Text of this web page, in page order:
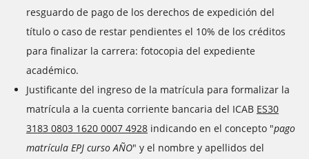
resguardo de pago de los derechos de expedición del
título o caso de restar pendientes el 10% de los créditos
para finalizar la carrera: fotocopia del expediente
académico.
Justificante del ingreso de la matrícula para formalizar la
matrícula a la cuenta corriente bancaria del ICAB ES30
3183 0803 1620 0007 4928 indicando en el concepto "pago
matrícula EPJ curso AÑO" y el nombre y apellidos del